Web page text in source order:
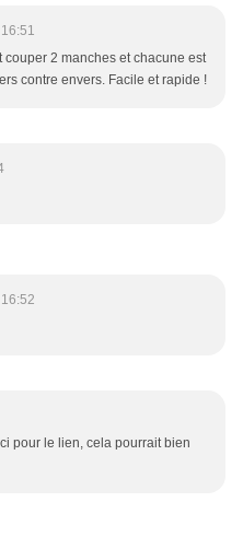
couper 2 manches et chacune est
contre envers. Facile et rapide !
pour le lien, cela pourrait bien